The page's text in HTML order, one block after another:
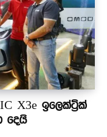
X3e ඉලෙක්ට්‍රික්
දෙයි